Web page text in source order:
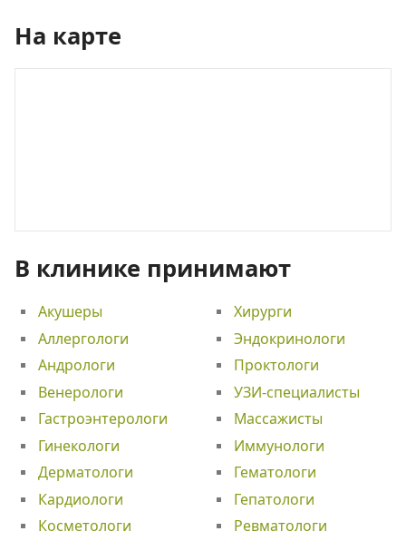
На карте
В клинике принимают
Акушеры
Аллергологи
Андрологи
Венерологи
Гастроэнтерологи
Гинекологи
Дерматологи
Кардиологи
Косметологи
Хирурги
Эндокринологи
Проктологи
УЗИ-специалисты
Массажисты
Иммунологи
Гематологи
Гепатологи
Ревматологи